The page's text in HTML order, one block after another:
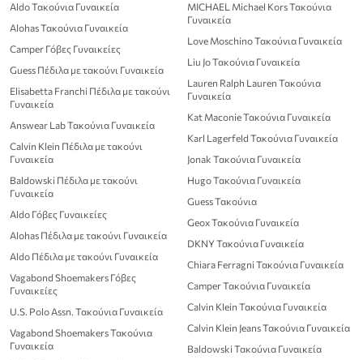
Aldo Τακούνια Γυναικεία
Alohas Τακούνια Γυναικεία
Camper Γόβες Γυναικείες
Guess Πέδιλα με τακούνι Γυναικεία
Elisabetta Franchi Πέδιλα με τακούνι
Γυναικεία
Answear Lab Τακούνια Γυναικεία
Calvin Klein Πέδιλα με τακούνι
Γυναικεία
Baldowski Πέδιλα με τακούνι
Γυναικεία
Aldo Γόβες Γυναικείες
Alohas Πέδιλα με τακούνι Γυναικεία
Aldo Πέδιλα με τακούνι Γυναικεία
Vagabond Shoemakers Γόβες
Γυναικείες
U.S. Polo Assn. Τακούνια Γυναικεία
Vagabond Shoemakers Τακούνια
Γυναικεία
MICHAEL Michael Kors Τακούνια
Γυναικεία
Love Moschino Τακούνια Γυναικεία
Liu Jo Τακούνια Γυναικεία
Lauren Ralph Lauren Τακούνια
Γυναικεία
Kat Maconie Τακούνια Γυναικεία
Karl Lagerfeld Τακούνια Γυναικεία
Jonak Τακούνια Γυναικεία
Hugo Τακούνια Γυναικεία
Guess Τακούνια
Geox Τακούνια Γυναικεία
DKNY Τακούνια Γυναικεία
Chiara Ferragni Τακούνια Γυναικεία
Camper Τακούνια Γυναικεία
Calvin Klein Τακούνια Γυναικεία
Calvin Klein Jeans Τακούνια Γυναικεία
Baldowski Τακούνια Γυναικεία